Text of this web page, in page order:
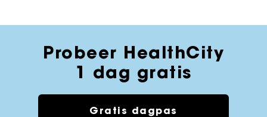
Probeer HealthCity
1 dag gratis
Gratis dagpas